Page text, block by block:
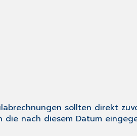
sollten direkt
die nach diesem Datum